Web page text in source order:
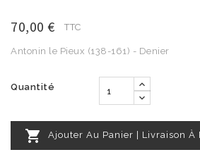
70,00 € TTC
Antonin le Pieux (138-161) - Denier
Quantité
 Ajouter Au Panier | Livraison À